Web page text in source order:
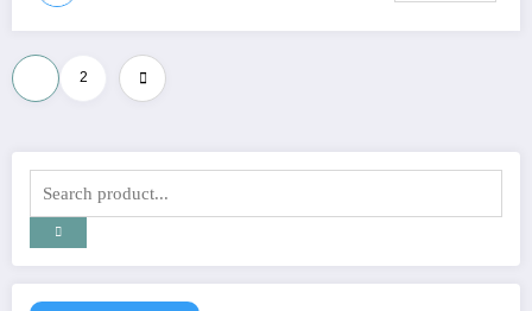
Posts
pagination
2